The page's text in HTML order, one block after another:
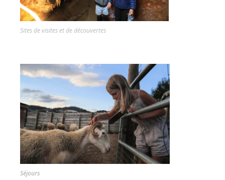
Sites de visites et de découvertes
Séjours